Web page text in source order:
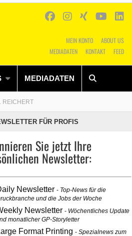
MEIN KONTO
ABOUT US
MEDIADATEN
KONTAKT FEED
MEDIADATEN
Alles Shop SUCHEN
REICHERT
FÜR PROFIS
Sie jetzt Ihre
Newsletter:
Newsletter Top-News für die
und die Jobs der Woche
Newsletter Wöchentliches Update
monatlicher GP-Storyletter
Format Printing Spezialnews zum